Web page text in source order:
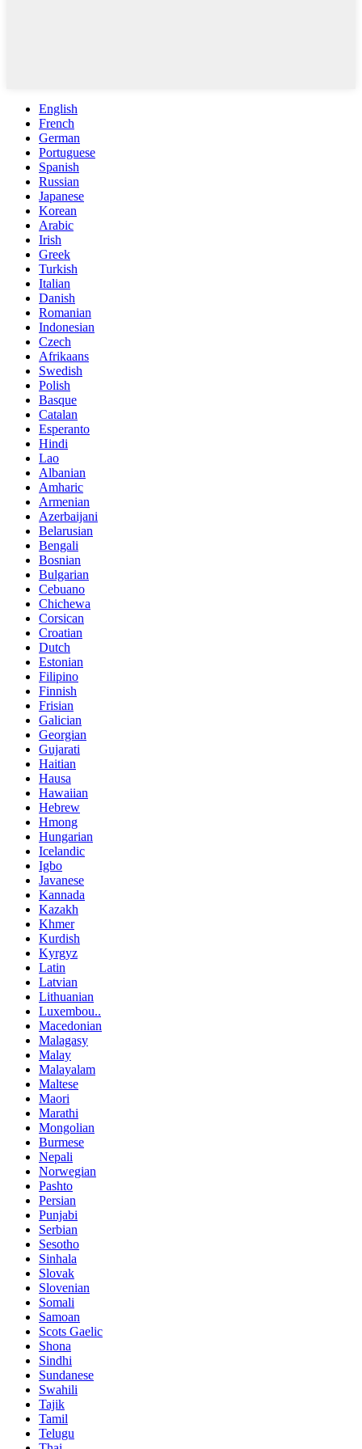
English
French
German
Portuguese
Spanish
Russian
Japanese
Korean
Arabic
Irish
Greek
Turkish
Italian
Danish
Romanian
Indonesian
Czech
Afrikaans
Swedish
Polish
Basque
Catalan
Esperanto
Hindi
Lao
Albanian
Amharic
Armenian
Azerbaijani
Belarusian
Bengali
Bosnian
Bulgarian
Cebuano
Chichewa
Corsican
Croatian
Dutch
Estonian
Filipino
Finnish
Frisian
Galician
Georgian
Gujarati
Haitian
Hausa
Hawaiian
Hebrew
Hmong
Hungarian
Icelandic
Igbo
Javanese
Kannada
Kazakh
Khmer
Kurdish
Kyrgyz
Latin
Latvian
Lithuanian
Luxembou..
Macedonian
Malagasy
Malay
Malayalam
Maltese
Maori
Marathi
Mongolian
Burmese
Nepali
Norwegian
Pashto
Persian
Punjabi
Serbian
Sesotho
Sinhala
Slovak
Slovenian
Somali
Samoan
Scots Gaelic
Shona
Sindhi
Sundanese
Swahili
Tajik
Tamil
Telugu